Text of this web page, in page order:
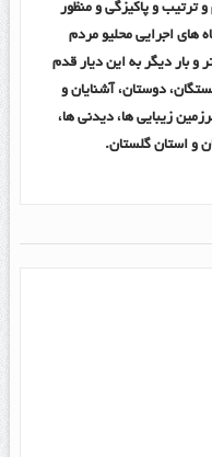
ترتیب و پاکیزگی و منظور
های اجرایی محلیو مردم
و بار دیگر به این دیار قدم
دوستان، آشنایان و
زیبایی ها، دیدنی ها،
و استان گلستان.